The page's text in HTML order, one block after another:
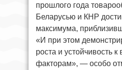
прошлого года
Беларусью и КНР
максимума,
«И при этом
роста и устойчивость
факторам», — особо